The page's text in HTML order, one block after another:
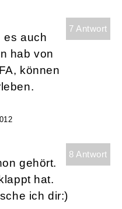
7 Antwort
es auch
hab von
können
8 Antwort
gehört.
hat.
ich dir:)